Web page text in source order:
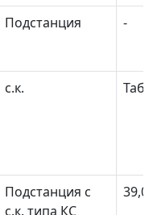
Подстанция -
с.к.
Подстанция с
с.к. типа КС
39,0